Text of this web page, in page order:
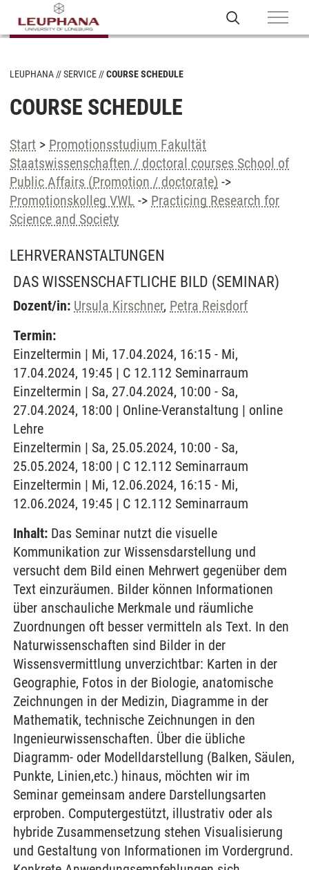
LEUPHANA SERVICE COURSE SCHEDULE
COURSE SCHEDULE
Start > Promotionsstudium Fakultät
Staatswissenschaften / doctoral courses School of
Public Affairs (Promotion / doctorate) ->
Promotionskolleg VWL -> Practicing Research for
Science and Society
LEHRVERANSTALTUNGEN
DAS WISSENSCHAFTLICHE BILD (SEMINAR)
Dozent/in: Ursula Kirschner, Petra Reisdorf
Termin:
Einzeltermin | Mi, 17.04.2024, 16:15 - Mi,
17.04.2024, 19:45 | C 12.112 Seminarraum
Einzeltermin | Sa, 27.04.2024, 10:00 - Sa,
27.04.2024, 18:00 | Online-Veranstaltung | online
Lehre
Einzeltermin | Sa, 25.05.2024, 10:00 - Sa,
25.05.2024, 18:00 | C 12.112 Seminarraum
Einzeltermin | Mi, 12.06.2024, 16:15 - Mi,
12.06.2024, 19:45 | C 12.112 Seminarraum
Inhalt: Das Seminar nutzt die visuelle
Kommunikation zur Wissensdarstellung und
versucht dem Bild einen Mehrwert gegenüber dem
Text einzuräumen. Bilder können Informationen
über anschauliche Merkmale und räumliche
Zuordnungen oft besser vermitteln als Text. In den
Naturwissenschaften sind Bilder in der
Wissensvermittlung unverzichtbar: Karten in der
Geographie, Fotos in der Biologie, anatomische
Zeichnungen in der Medizin, Diagramme in der
Mathematik, technische Zeichnungen in den
Ingenieurwissenschaften. Über die übliche
Diagramm- oder Modelldarstellung (Balken, Säulen,
Punkte, Linien,etc.) hinaus, möchten wir im
Seminar gemeinsam andere Darstellungsarten
erproben. Computergestützt, illustrativ oder als
hybride Zusammensetzung stehen Visualisierung
und Gestaltung von Informationen im Vordergrund.